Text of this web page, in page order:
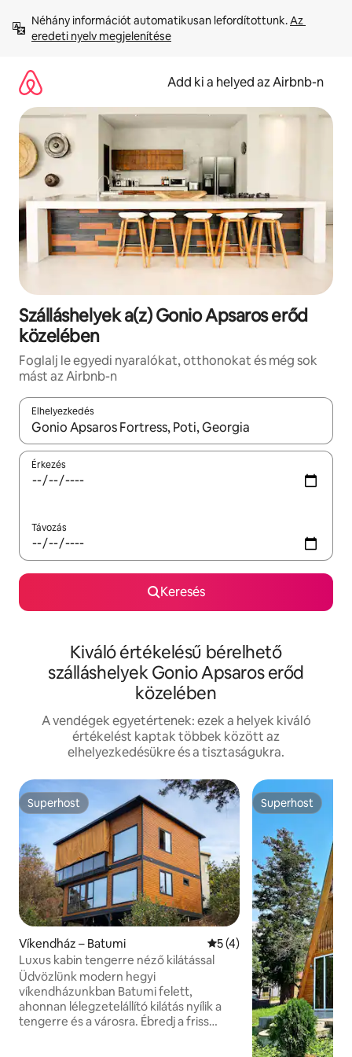
tartalomra
Néhány információt automatikusan lefordítottunk. Az
eredeti nyelv megjelenítése
Add ki a helyed az Airbnb-n
Szálláshelyek a(z) Gonio Apsaros erőd
közelében
Foglalj le egyedi nyaralókat, otthonokat és még sok
mást az Airbnb-n
Elhelyezkedés
Az eredmények között a felfelé és a lefelé nyíllal
Érkezés
Távozás
Keresés
Kiváló értékelésű bérelhető
szálláshelyek Gonio Apsaros erőd
közelében
A vendégek egyetértenek: ezek a helyek kiváló
értékelést kaptak többek között az
elhelyezkedésükre és a tisztaságukra.
Superhost
Superhost
Víkendház – Batumi Átlagos értékelés: 5/5, 4
5 (4)
Luxus kabin tengerre néző kilátással
Üdvözlünk modern hegyi
víkendházunkban Batumi felett,
ahonnan lélegzetelállító kilátás nyílik a
tengerre és a városra. Ébredj a friss
Superhost
Superhost